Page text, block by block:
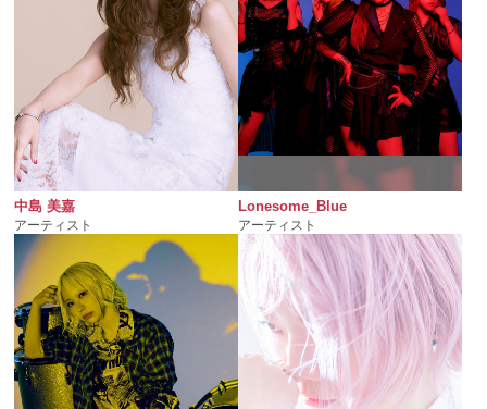
中島 美嘉
アーティスト
Lonesome_Blue
アーティスト